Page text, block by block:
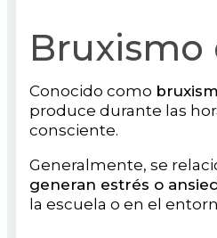
Bruxismo
Conocido como
produce durante las
consciente.
Generalmente, se
generan estrés o
la escuela o en el